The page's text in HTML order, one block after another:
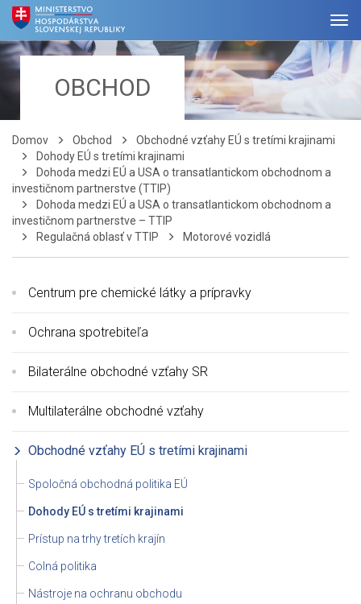
OBCHOD
Domov Obchod
Obchodné vzťahy EÚ s tretími krajinami
Dohody EÚ s tretími krajinami
Dohoda medzi EÚ a USA o transatlantickom obchodnom a
investičnom partnerstve (TTIP)
Dohoda medzi EÚ a USA o transatlantickom obchodnom a
investičnom partnerstve – TTIP
Regulačná oblasť v TTIP
Motorové vozidlá
Centrum pre chemické látky a prípravky
Ochrana spotrebiteľa
Bilaterálne obchodné vzťahy SR
Multilaterálne obchodné vzťahy
Obchodné vzťahy EÚ s tretími krajinami
Spoločná obchodná politika EÚ
Dohody EÚ s tretími krajinami
Prístup na trhy tretích krajín
Colná politika
Nástroje na ochranu obchodu